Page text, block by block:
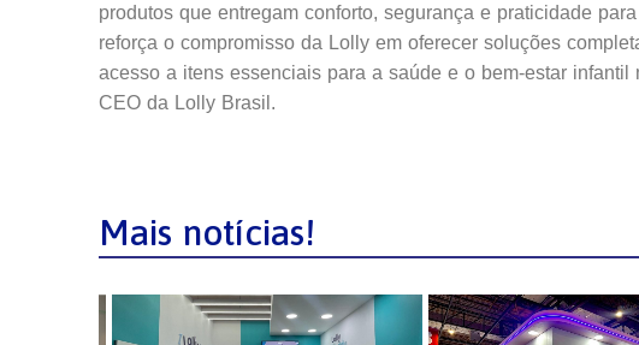
produtos que entregam conforto, segurança e praticidade
reforça o compromisso da Lolly em oferecer soluções
acesso a itens essenciais para a saúde e o bem-estar infantil
CEO da Lolly Brasil.
Mais notícias!